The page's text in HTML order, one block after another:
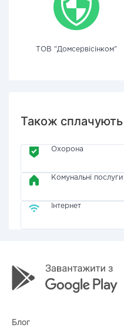
ТОВ "Домсервісінком"
Також сплачують
Охорона
Комунальні послуги
Інтернет
Блог